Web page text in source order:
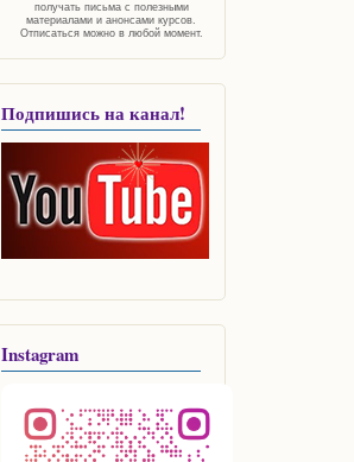
получать письма с полезными
материалами и анонсами курсов.
Отписаться можно в любой момент.
Подпишись на канал!
Instagram